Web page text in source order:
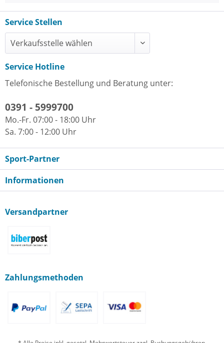
Service Stellen
Service Hotline
Telefonische Bestellung und Beratung unter:
0391 - 5999700
Mo.-Fr. 07:00 - 18:00 Uhr
Sa. 7:00 - 12:00 Uhr
Sport-Partner
Informationen
Versandpartner
Zahlungsmethoden